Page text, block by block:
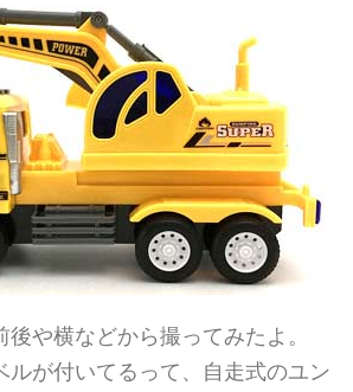
や横などから撮ってみたよ。
ルが付いてるって、自走式のユン